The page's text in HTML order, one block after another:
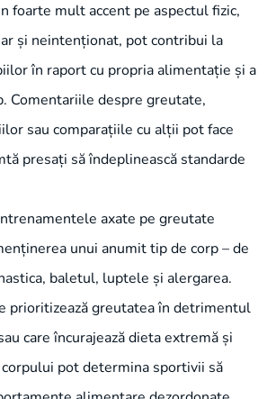
foarte mult accent pe aspectul fizic,
și neintenționat, pot contribui la
în raport cu propria alimentație și a
Comentariile despre greutate,
sau comparațiile cu alții pot face
presați să îndeplinească standarde
axate pe greutate
unui anumit tip de corp – de
baletul, luptele și alergarea.
prioritizează greutatea în detrimentul
care încurajează dieta extremă și
pot determina sportivii să